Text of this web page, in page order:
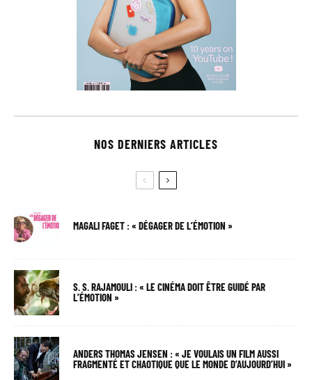
NOS DERNIERS ARTICLES
MAGALI FAGET : « DÉGAGER DE L’ÉMOTION »
S. S. RAJAMOULI : « LE CINÉMA DOIT ÊTRE GUIDÉ PAR
L’ÉMOTION »
ANDERS THOMAS JENSEN : « JE VOULAIS UN FILM AUSSI
FRAGMENTÉ ET CHAOTIQUE QUE LE MONDE D’AUJOURD’HUI »